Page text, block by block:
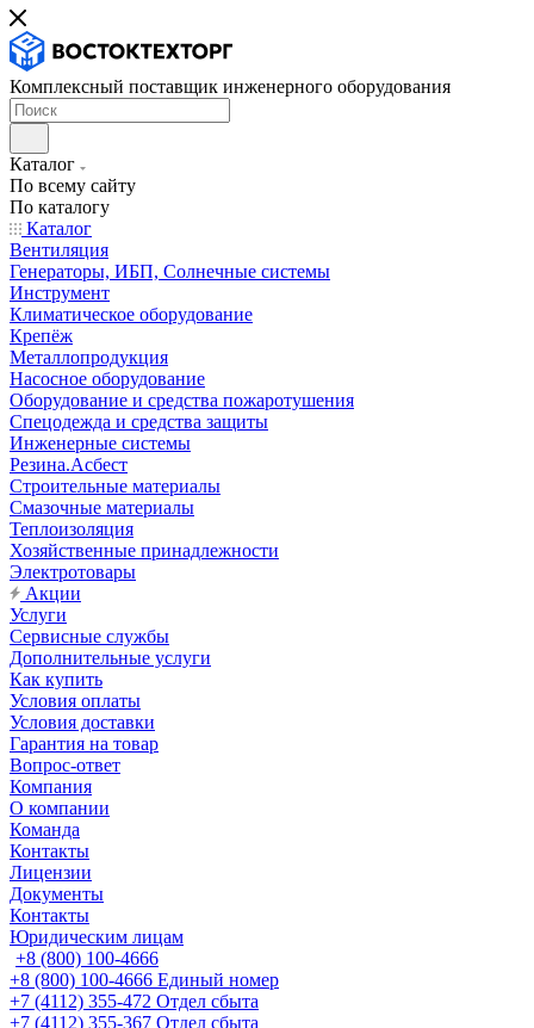
Комплексный поставщик инженерного оборудования
Каталог
По всему сайту
По каталогу
Каталог
Вентиляция
Генераторы, ИБП, Солнечные системы
Инструмент
Климатическое оборудование
Крепёж
Металлопродукция
Насосное оборудование
Оборудование и средства пожаротушения
Спецодежда и средства защиты
Инженерные системы
Резина.Асбест
Строительные материалы
Смазочные материалы
Теплоизоляция
Хозяйственные принадлежности
Электротовары
Акции
Услуги
Сервисные службы
Дополнительные услуги
Как купить
Условия оплаты
Условия доставки
Гарантия на товар
Вопрос-ответ
Компания
О компании
Команда
Контакты
Лицензии
Документы
Контакты
Юридическим лицам
+8 (800) 100-4666
+8 (800) 100-4666 Единый номер
+7 (4112) 355-472 Отдел сбыта
+7 (4112) 355-367 Отдел сбыта